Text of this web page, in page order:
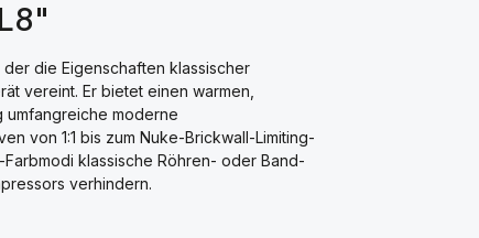
die Eigenschaften klassischer
vereint. Er bietet einen warmen,
umfangreiche moderne
von 1:1 bis zum Nuke-Brickwall-Limiting-
klassische Röhren- oder Band-
verhindern.